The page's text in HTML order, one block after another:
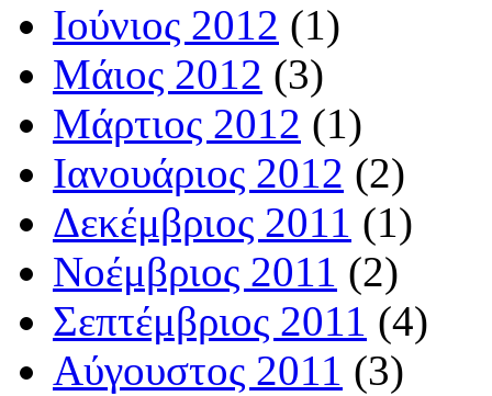
Ιούνιος 2012 (1)
Μάιος 2012 (3)
Μάρτιος 2012 (1)
Ιανουάριος 2012 (2)
Δεκέμβριος 2011 (1)
Νοέμβριος 2011 (2)
Σεπτέμβριος 2011 (4)
Αύγουστος 2011 (3)